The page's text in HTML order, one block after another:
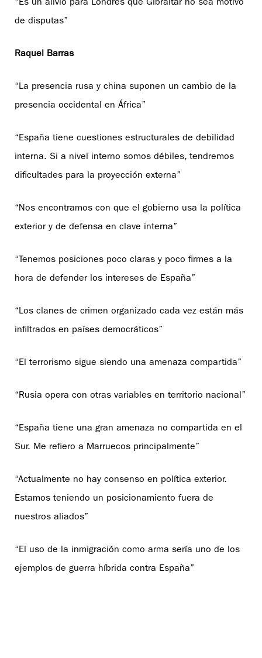
“Es un alivio para Londres que Gibraltar no sea motivo
de disputas”
Raquel Barras
“La presencia rusa y china suponen un cambio de la
presencia occidental en África”
“España tiene cuestiones estructurales de debilidad
interna. Si a nivel interno somos débiles, tendremos
dificultades para la proyección externa”
“Nos encontramos con que el gobierno usa la política
exterior y de defensa en clave interna”
“Tenemos posiciones poco claras y poco firmes a la
hora de defender los intereses de España”
“Los clanes de crimen organizado cada vez están más
infiltrados en países democráticos”
“El terrorismo sigue siendo una amenaza compartida”
“Rusia opera con otras variables en territorio nacional”
“España tiene una gran amenaza no compartida en el
Sur. Me refiero a Marruecos principalmente”
“Actualmente no hay consenso en política exterior.
Estamos teniendo un posicionamiento fuera de
nuestros aliados”
“El uso de la inmigración como arma sería uno de los
ejemplos de guerra híbrida contra España”